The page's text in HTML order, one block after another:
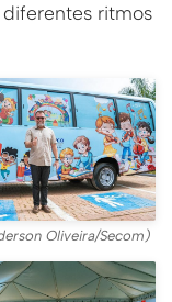
ritmos
Oliveira/Secom)